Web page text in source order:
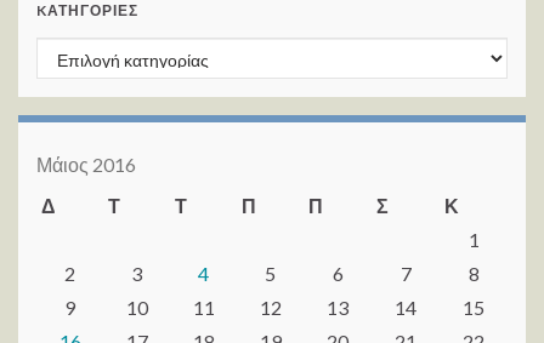
KΑΤΗΓΟΡΊΕΣ
Kατηγορίες
Μάιος 2016
Δ
Τ Τ Π Π Σ
Κ
1
2
3 4 5 6 7
8
9
10 11 12 13 14
15